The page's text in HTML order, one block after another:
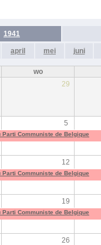
1941
april mei juni
wo
29
5
Communiste de Belgique
12
Communiste de Belgique
19
Communiste de Belgique
26